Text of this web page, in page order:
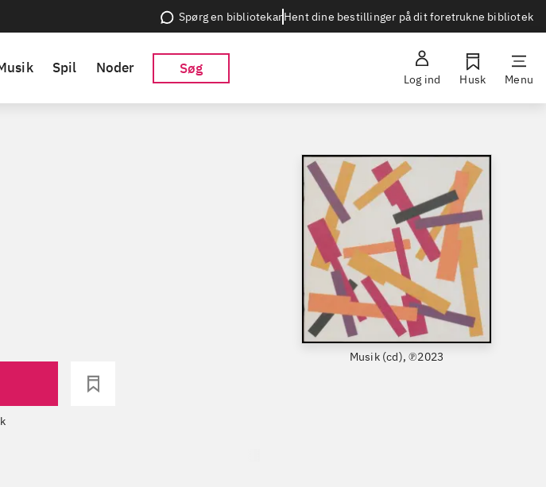
Spørg en bibliotekarHent dine bestillinger på dit foretrukne bibliotek
Spil Noder Søg
Log ind Husk Menu
Musik (cd), ℗2023